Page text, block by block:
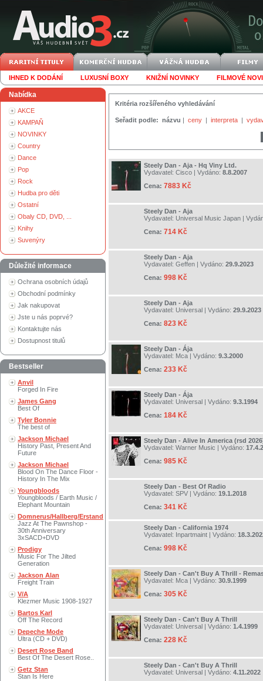
IHNED K DODÁNÍ LUXUSNÍ BOXY KNIŽNÍ NOVINKY FILMOVÉ
Nabídka
AKCE
KAMPAŇ
NOVINKY
Country
Dance
Pop
Rock
Hudba pro děti
Ostatní
Obaly CD, DVD, ...
Knihy
Suvenýry
Důležité informace
Ochrana osobních údajů
Obchodní podmínky
Jak nakupovat
Jste u nás poprvé?
Kontaktujte nás
Dostupnost titulů
Bestseller
Anvil
Forged In Fire
James Gang
Best Of
Tyler Bonnie
The best of
Jackson Michael
History Past, Present And
Future
Jackson Michael
Blood On The Dance Floor -
History In The Mix
Youngbloods
Youngbloods / Earth Music /
Elephant Mountain
Domnerus/Hallberg/Erstand
Jazz At The Pawnshop -
30th Anniversary
3xSACD+DVD
Prodigy
Music For The Jilted
Generation
Jackson Alan
Freight Train
V/A
Klezmer Music 1908-1927
Bartos Karl
Off The Record
Depeche Mode
Ultra (CD + DVD)
Desert Rose Band
Best Of The Desert Rose..
Getz Stan
Stan Is Here
Kritéria rozšířeného vyhledávání
Seřadit podle: názvu | ceny | interpreta |
Steely Dan - Aja - Hq Viny Ltd.
Vydavatel: Cisco | Vydáno: 8.8.2007
Cena: 7883 Kč
Steely Dan - Aja
Vydavatel: Universal Music Japan |
Cena: 714 Kč
Steely Dan - Aja
Vydavatel: Geffen | Vydáno: 29.9.2023
Cena: 998 Kč
Steely Dan - Aja
Vydavatel: Universal | Vydáno: 29.9.2023
Cena: 823 Kč
Steely Dan - Ája
Vydavatel: Mca | Vydáno: 9.3.2000
Cena: 233 Kč
Steely Dan - Ája
Vydavatel: Universal | Vydáno: 9.3.1994
Cena: 184 Kč
Steely Dan - Alive In America (rsd
Vydavatel: Warner Music | Vydáno:
Cena: 985 Kč
Steely Dan - Best Of Radio
Vydavatel: SPV | Vydáno: 19.1.2018
Cena: 341 Kč
Steely Dan - California 1974
Vydavatel: Inpartmaint | Vydáno:
Cena: 998 Kč
Steely Dan - Can't Buy A Thrill -
Vydavatel: Mca | Vydáno: 30.9.1999
Cena: 305 Kč
Steely Dan - Can't Buy A Thrill
Vydavatel: Universal | Vydáno: 1.4.1999
Cena: 228 Kč
Steely Dan - Can't Buy A Thrill
Vydavatel: Universal | Vydáno: 4.11.2022